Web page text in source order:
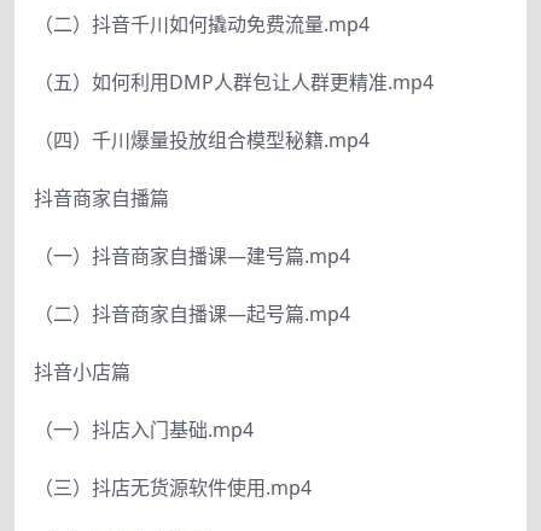
（二）抖音千川如何撬动免费流量.mp4
（五）如何利用DMP人群包让人群更精准.mp4
（四）千川爆量投放组合模型秘籍.mp4
抖音商家自播篇
（一）抖音商家自播课—建号篇.mp4
（二）抖音商家自播课—起号篇.mp4
抖音小店篇
（一）抖店入门基础.mp4
（三）抖店无货源软件使用.mp4